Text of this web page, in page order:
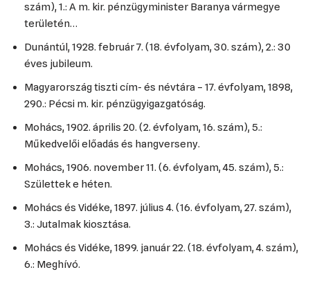
szám), 1.: A m. kir. pénzügyminister Baranya vármegye
területén…
Dunántúl, 1928. február 7. (18. évfolyam, 30. szám), 2.: 30
éves jubileum.
Magyarország tiszti cím- és névtára – 17. évfolyam, 1898,
290.: Pécsi m. kir. pénzügyigazgatóság.
Mohács, 1902. április 20. (2. évfolyam, 16. szám), 5.:
Műkedvelői előadás és hangverseny.
Mohács, 1906. november 11. (6. évfolyam, 45. szám), 5.:
Születtek e héten.
Mohács és Vidéke, 1897. július 4. (16. évfolyam, 27. szám),
3.: Jutalmak kiosztása.
Mohács és Vidéke, 1899. január 22. (18. évfolyam, 4. szám),
6.: Meghívó.